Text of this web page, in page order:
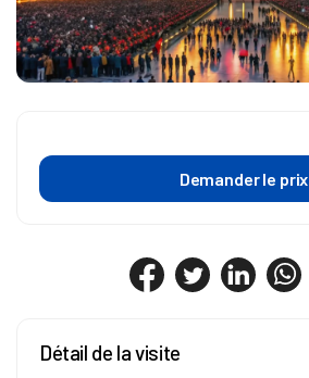
Détail de la visite
Demander le prix